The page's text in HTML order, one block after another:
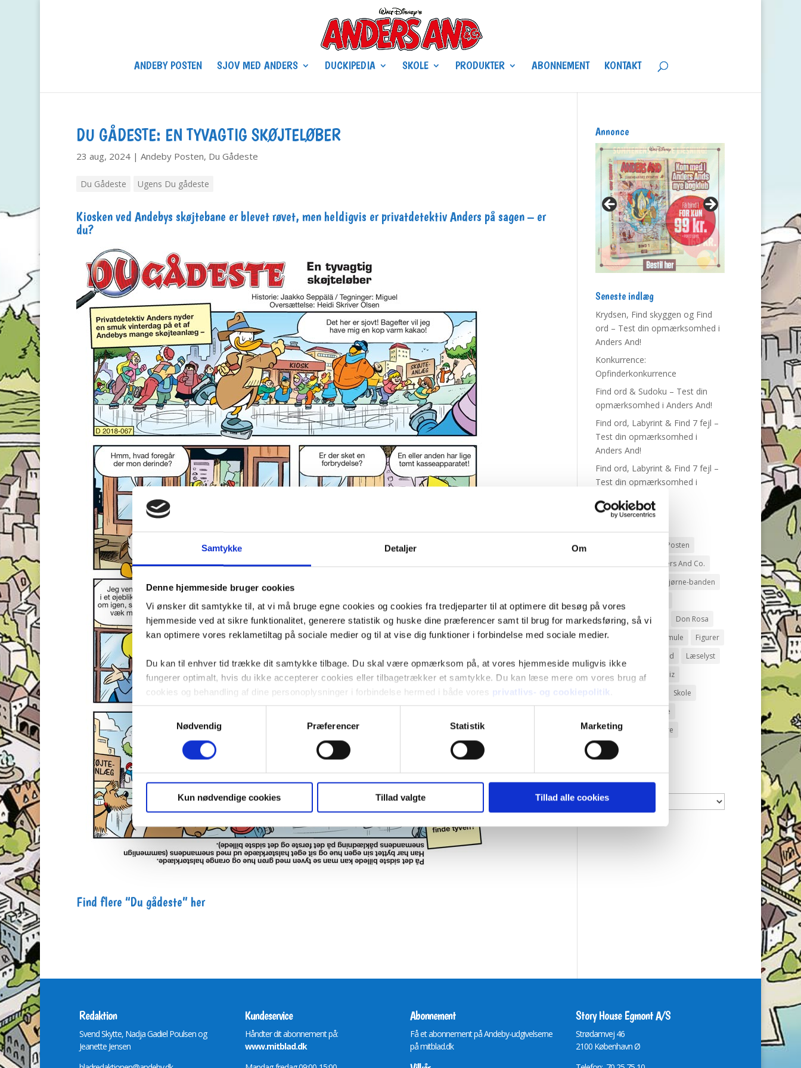
Samtykke Detaljer Om
Denne hjemmeside bruger cookies
Vi ønsker dit samtykke til, at vi må bruge egne cookies og cookies fra tredjeparter til at optimere dit besøg på vores
hjemmeside ved at sikre funktionalitet, generere statistik og huske dine præferencer samt til brug for markedsføring, så vi
kan optimere vores reklametiltag på sociale medier og til at vise dig funktioner i forbindelse med sociale medier.
Du kan til enhver tid trække dit samtykke tilbage. Du skal være opmærksom på, at vores hjemmeside muligvis ikke
fungerer optimalt, hvis du ikke accepterer cookies eller tilbagetrækker et samtykke. Du kan læse mere om vores brug af
cookies og behandling af dine personoplysninger i forbindelse hermed i både vores privatlivs- og cookiepolitik
Samtykkevalg
Nødvendig
Præferencer Statistik Marketing
Kun nødvendige cookies Tillad valgte Tillad alle cookies
ANDEBY POSTEN SJOV MED ANDERS DUCKIPEDIA SKOLE PRODUKTER ABONNEMENT KONTAKT
DU GÅDESTE: EN TYVAGTIG SKØJTELØBER
23 aug, 2024| Andeby Posten, Du Gådeste
Du Gådeste Ugens Du gådeste
Kiosken ved Andebys skøjtebane er blevet røvet, men heldigvis er privatdetektiv Anders på sagen – er
du?
Find flere “Du gådeste” her
Annonce
Seneste indlæg
Krydsen, Find skyggen og Find
ord – Test din opmærksomhed i
Anders And!
Konkurrence:
Opfinderkonkurrence
Find ord & Sudoku – Test din
opmærksomhed i Anders And!
Find ord, Labyrint & Find 7 fejl –
Test din opmærksomhed i
Anders And!
Find ord, Labyrint & Find 7 fejl –
Test din opmærksomhed i
Andeby Posten
Anders And Co.
Bjørne-banden
Dagens vittigheder
Don Rosa
Du Gådeste
Fedtmule
Figurer
Joakim von And
Læselyst
Mickey Mouse
Quiz
Rap og Rup
Skole
Tegnere
Tegnere og forfattere
Ugens Du gådeste
Arkiver
Arkiver
Redaktion
Svend Skytte, Nadja Gadiel Poulsen og
Jeanette Jensen
Kundeservice
Håndter dit abonnement på:
www.mitblad.dk
Abonnement
Få et abonnement på Andeby-udgivelserne
påmitblad.dk
Story House Egmont A/S
Strødamvej 46
2100 København Ø